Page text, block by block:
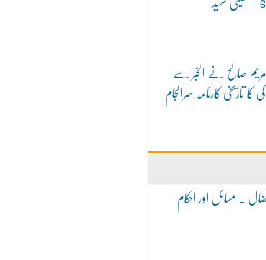
صالح نے الخبر سے
کا تاریخی کارنامہ سرانجام
۔ مسائل اور احکام